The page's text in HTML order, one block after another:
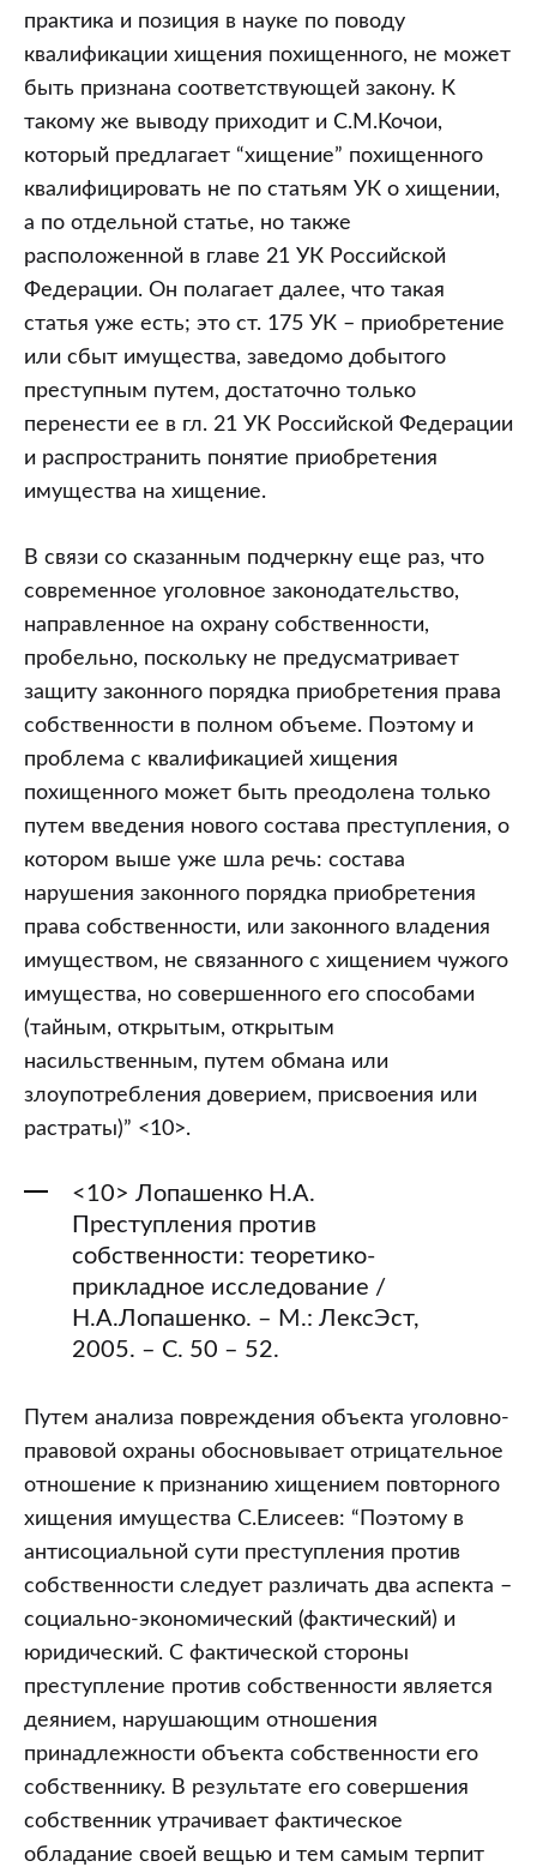
практика и позиция в науке по поводу
квалификации хищения похищенного, не может
быть признана соответствующей закону. К
такому же выводу приходит и С.М.Кочои,
который предлагает “хищение” похищенного
квалифицировать не по статьям УК о хищении,
а по отдельной статье, но также
расположенной в главе 21 УК Российской
Федерации. Он полагает далее, что такая
статья уже есть; это ст. 175 УК – приобретение
или сбыт имущества, заведомо добытого
преступным путем, достаточно только
перенести ее в гл. 21 УК Российской Федерации
и распространить понятие приобретения
имущества на хищение.
В связи со сказанным подчеркну еще раз, что
современное уголовное законодательство,
направленное на охрану собственности,
пробельно, поскольку не предусматривает
защиту законного порядка приобретения права
собственности в полном объеме. Поэтому и
проблема с квалификацией хищения
похищенного может быть преодолена только
путем введения нового состава преступления, о
котором выше уже шла речь: состава
нарушения законного порядка приобретения
права собственности, или законного владения
имуществом, не связанного с хищением чужого
имущества, но совершенного его способами
(тайным, открытым, открытым
насильственным, путем обмана или
злоупотребления доверием, присвоения или
растраты)” <10>.
<10> Лопашенко Н.А.
Преступления против
собственности: теоретико-
прикладное исследование /
Н.А.Лопашенко. – М.: ЛексЭст,
2005. – С. 50 – 52.
Путем анализа повреждения объекта уголовно-
правовой охраны обосновывает отрицательное
отношение к признанию хищением повторного
хищения имущества С.Елисеев: “Поэтому в
антисоциальной сути преступления против
собственности следует различать два аспекта –
социально-экономический (фактический) и
юридический. С фактической стороны
преступление против собственности является
деянием, нарушающим отношения
принадлежности объекта собственности его
собственнику. В результате его совершения
собственник утрачивает фактическое
обладание своей вещью и тем самым терпит